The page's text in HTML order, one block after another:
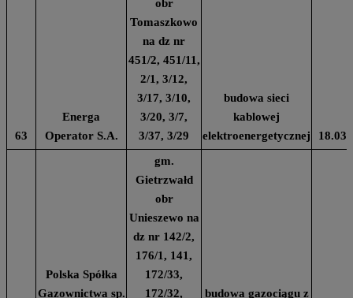
63
Energa
Operator S.A.
obr
Tomaszkowo
na dz nr
451/2, 451/11,
2/1, 3/12,
3/17, 3/10,
3/20, 3/7,
3/37, 3/29
budowa sieci
kablowej
elektroenergetycznej
Polska Spółka
Gazownictwa sp.
gm.
Gietrzwałd
obr
Unieszewo na
dz nr 142/2,
176/1, 141,
172/33,
172/32,
budowa gazociągu z